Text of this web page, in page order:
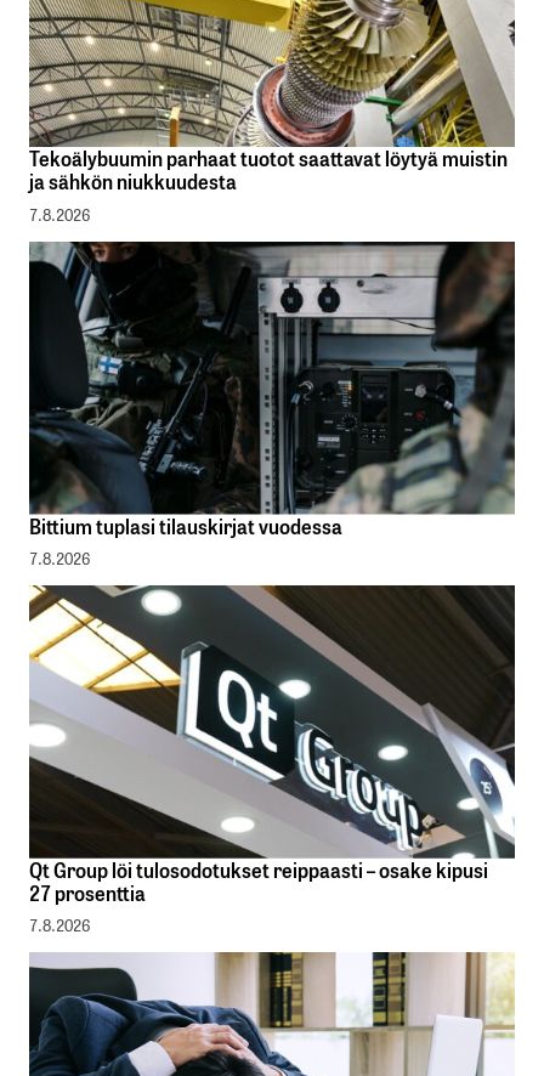
Tekoälybuumin parhaat tuotot saattavat löytyä muistin
ja sähkön niukkuudesta
7.8.2026
Bittium tuplasi tilauskirjat vuodessa
7.8.2026
Qt Group löi tulosodotukset reippaasti – osake kipusi
27 prosenttia
7.8.2026